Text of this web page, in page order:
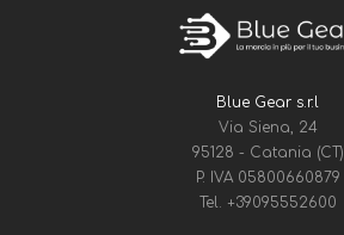
Blue Gear s.r.l
Via Siena, 24
95128 - Catania (CT)
P. IVA 05800660879
Tel. +39095552600